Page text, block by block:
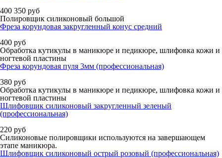
400 350 руб
Полировщик силиконовый большой
Фреза корундовая закругленный конус средний
400 руб
Обработка кутикулы в маникюре и педикюре, шлифовка кожи и
ногтевой пластины
Фреза корундовая пуля 3мм (профессиональная)
380 руб
Обработка кутикулы в маникюре и педикюре, шлифовка кожи и
ногтевой пластины
Шлифовщик силиконовый закругленный зеленый
(профессиональная)
220 руб
Силиконовые полировщики используются на завершающем
этапе маникюра.
Шлифовщик силиконовый острый розовый (профессиональная)